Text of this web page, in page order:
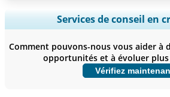
Ampliar a cobertura regional e por país,
Perfis de empresas, Benchmarking
Personnaliser
Services de conseil en
Comment pouvons-nous vous aider à
opportunités et à évoluer
Vérifiez